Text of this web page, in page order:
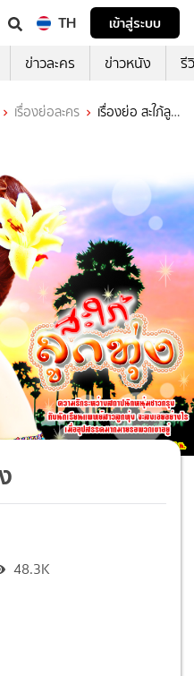
TH
เข้าสู่ระบบ
ข่าวละคร ข่าวหนัง รี
เรื่องย่อละคร
เรื่องย่อ สะใภ้ลูก
48.3K